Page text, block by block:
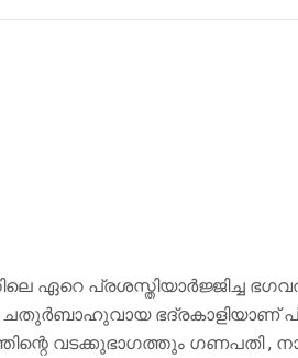
ഏറെ പ്രശസ്തിയാർജ്ജിച്ച
ചതുർബാഹുവായ ഭദ്രകാളിയാണ്
വടക്കുഭാഗത്തും ഗണപതി ,